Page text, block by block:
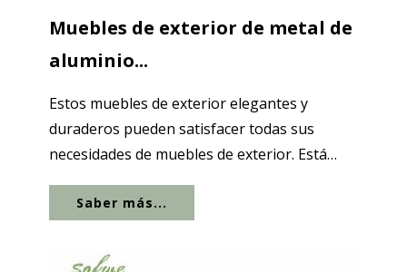
Muebles de exterior de metal de
aluminio...
Estos muebles de exterior elegantes y
duraderos pueden satisfacer todas sus
necesidades de muebles de exterior. Está
Saber más...